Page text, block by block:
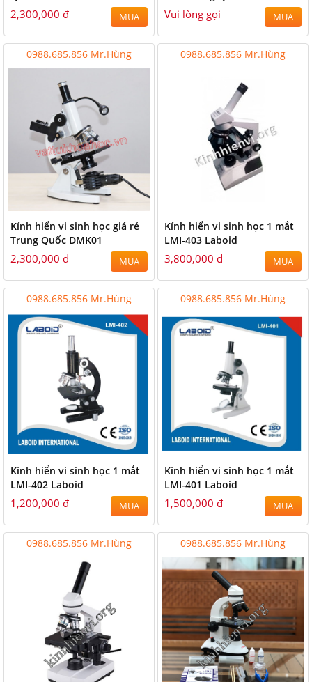
2,300,000 đ MUA Vui lòng gọi MUA
0988.685.856 Mr.Hùng
Kính hiển vi sinh học giá rẻ
Trung Quốc DMK01
2,300,000 đ MUA
0988.685.856 Mr.Hùng
Kính hiển vi sinh học 1 mắt
LMI-403 Laboid
3,800,000 đ MUA
0988.685.856 Mr.Hùng
Kính hiển vi sinh học 1 mắt
LMI-402 Laboid
1,200,000 đ MUA
0988.685.856 Mr.Hùng
Kính hiển vi sinh học 1 mắt
LMI-401 Laboid
1,500,000 đ MUA
0988.685.856 Mr.Hùng 0988.685.856 Mr.Hùng